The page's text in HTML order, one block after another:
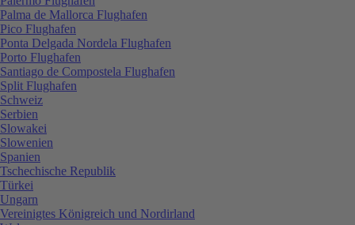
Palma de Mallorca Flughafen
Pico Flughafen
Ponta Delgada Nordela Flughafen
Porto Flughafen
Santiago de Compostela Flughafen
Split Flughafen
Schweiz
Serbien
Slowakei
Slowenien
Spanien
Tschechische Republik
Türkei
Ungarn
Vereinigtes Königreich und Nordirland